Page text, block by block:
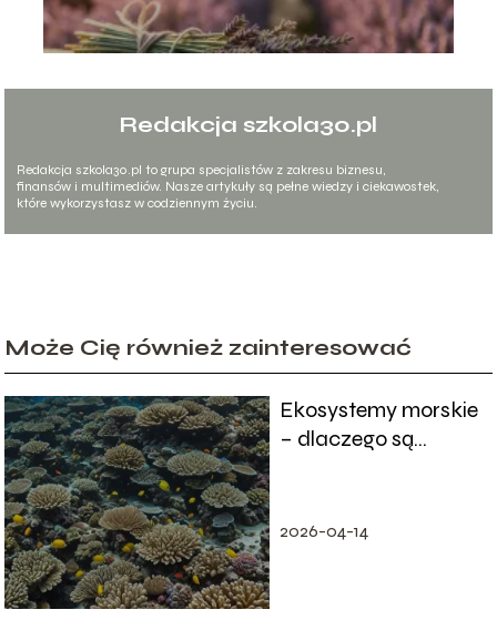
Redakcja szkola30.pl
Redakcja szkola30.pl to grupa specjalistów z zakresu biznesu,
finansów i multimediów. Nasze artykuły są pełne wiedzy i ciekawostek,
które wykorzystasz w codziennym życiu.
Może Cię również zainteresować
Ekosystemy morskie
– dlaczego są
planety
2026-04-14